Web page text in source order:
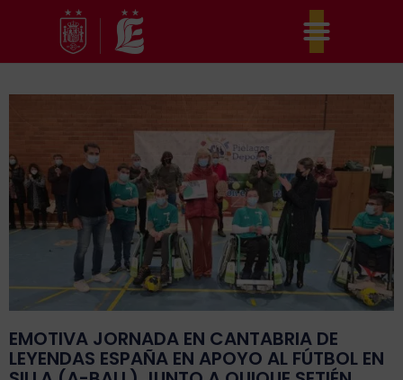
contenido
EMOTIVA JORNADA EN CANTABRIA DE
LEYENDAS ESPAÑA EN APOYO AL FÚTBOL EN